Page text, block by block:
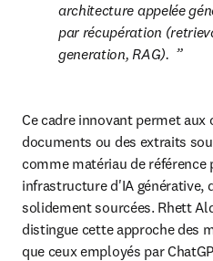
architecture appelée
par récupération
generation, RAG).
Ce cadre innovant permet
documents ou des extraits
comme matériau de référence
infrastructure d'IA générative,
solidement sourcées. Rhett
distingue cette approche des
que ceux employés par